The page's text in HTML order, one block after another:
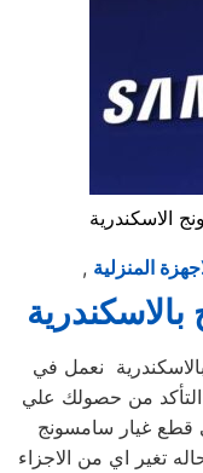
الاسكندرية
, المنزلية
نعمل في
من حصولك علي
قطع غيار سامسونج
تغير اي من الاجزاء